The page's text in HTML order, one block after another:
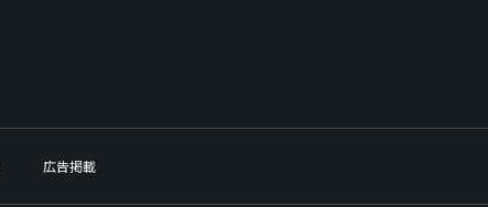
広告掲載